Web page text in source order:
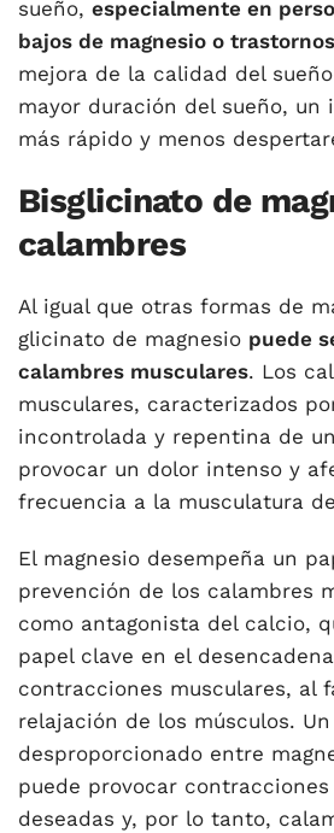
sueño, especialmente en
bajos de magnesio o
mejora de la calidad del
mayor duración del sueño, un
más rápido y menos
Bisglicinato de
calambres
Al igual que otras formas de
glicinato de magnesio puede
calambres musculares. Los
musculares, caracterizados
incontrolada y repentina de
provocar un dolor intenso y
frecuencia a la musculatura
El magnesio desempeña un
prevención de los calambres
como antagonista del calcio,
papel clave en el
contracciones musculares, al
relajación de los músculos.
desproporcionado entre
puede provocar
deseadas y, por lo tanto,